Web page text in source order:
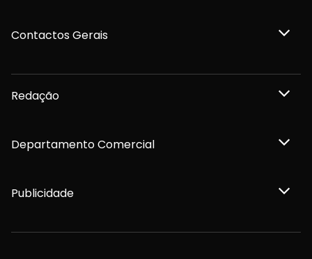
Contactos Gerais
Redação
Departamento Comercial
Publicidade